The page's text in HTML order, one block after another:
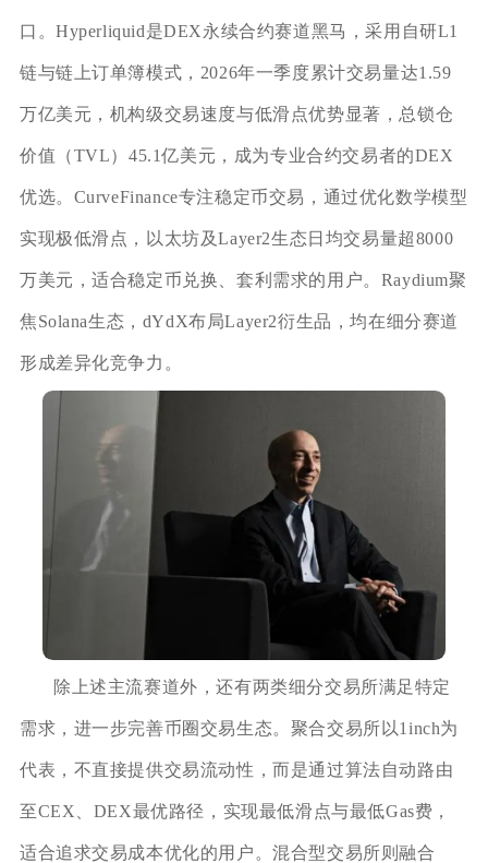
口。Hyperliquid是DEX永续合约赛道黑马，采用自研L1
链与链上订单簿模式，2026年一季度累计交易量达1.59
万亿美元，机构级交易速度与低滑点优势显著，总锁仓
价值（TVL）45.1亿美元，成为专业合约交易者的DEX
优选。CurveFinance专注稳定币交易，通过优化数学模型
实现极低滑点，以太坊及Layer2生态日均交易量超8000
万美元，适合稳定币兑换、套利需求的用户。Raydium聚
焦Solana生态，dYdX布局Layer2衍生品，均在细分赛道
形成差异化竞争力。
除上述主流赛道外，还有两类细分交易所满足特定
需求，进一步完善币圈交易生态。聚合交易所以1inch为
代表，不直接提供交易流动性，而是通过算法自动路由
至CEX、DEX最优路径，实现最低滑点与最低Gas费，
适合追求交易成本优化的用户。混合型交易所则融合